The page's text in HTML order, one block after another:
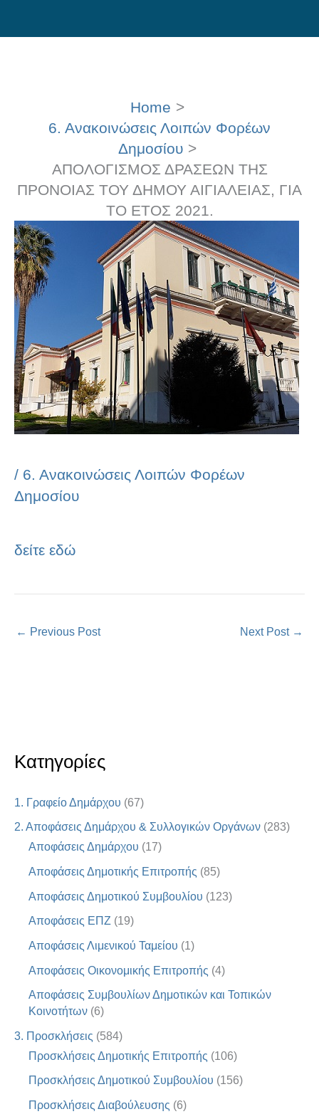
to
Κατηγορίες
1. Γραφείο Δημάρχου (67)
2. Αποφάσεις Δημάρχου & Συλλογικών Οργάνων (283)
Αποφάσεις Δημάρχου (17)
Αποφάσεις Δημοτικής Επιτροπής (85)
Αποφάσεις Δημοτικού Συμβουλίου (123)
Αποφάσεις ΕΠΖ (19)
Αποφάσεις Λιμενικού Ταμείου (1)
Αποφάσεις Οικονομικής Επιτροπής (4)
Αποφάσεις Συμβουλίων Δημοτικών και Τοπικών
Κοινοτήτων (6)
3. Προσκλήσεις (584)
Προσκλήσεις Δημοτικής Επιτροπής (106)
Προσκλήσεις Δημοτικού Συμβουλίου (156)
Προσκλήσεις Διαβούλευσης (6)
Home
6. Ανακοινώσεις Λοιπών Φορέων
Δημοσίου
ΑΠΟΛΟΓΙΣΜΟΣ ΔΡΑΣΕΩΝ ΤΗΣ
ΠΡΟΝΟΙΑΣ ΤΟΥ ΔΗΜΟΥ ΑΙΓΙΑΛΕΙΑΣ, ΓΙΑ
ΤΟ ΕΤΟΣ 2021.
/ 6. Ανακοινώσεις Λοιπών Φορέων
Δημοσίου
δείτε εδώ
← Previous Post Next Post →